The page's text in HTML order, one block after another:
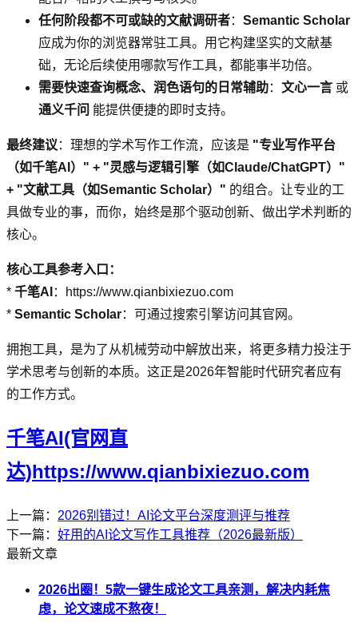
任何阶段都不可或缺的文献调研者： Semantic Scholar
应成为你的浏览器常驻工具。用它构建坚实的文献基
础，无论后续使用哪款写作工具，都能事半功倍。
需要快速查询概念、润色语句的日常辅助： 文心一言 或
通义千问 能提供便捷的即时支持。
最终建议 ：理想的学术写作工作流，应该是 "专业写作平台
（如千笔AI）" + "灵感与逻辑引擎（如Claude/ChatGPT）"
+ "文献工具（如Semantic Scholar）" 的组合。让专业的工
具做专业的事，而你，始终是那个驱动创新、做出学术判断的
核心。
核心工具参考入口：
* 千笔AI ：https://www.qianbixiezuo.com
* Semantic Scholar：可通过搜索引擎访问其官网。
拥抱工具，是为了从机械劳动中解放出来，将更多精力投注于
学术思考与创新的本质。这正是2026年智能时代研究者应有
的工作方式。
千笔AI(官网直
达)https://www.qianbixiezuo.com
上一篇： 2026别错过！AI论文平台深度测评与推荐
下一篇： 好用的AI论文写作工具推荐（2026最新版）
最新文章
2026出圈！5款一键生成论文工具亲测，解决内耗焦
虑，论文速成不熬夜！